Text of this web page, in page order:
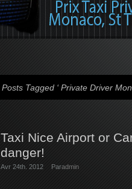
Posts Tagged ‘ Private Driver
Taxi Nice Airport or
danger!
Avr 24th. 2012 Paradmin